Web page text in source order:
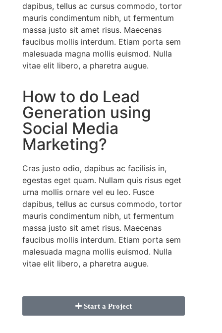
dapibus, tellus ac cursus commodo, tortor
mauris condimentum nibh, ut fermentum
massa justo sit amet risus. Maecenas
faucibus mollis interdum. Etiam porta sem
malesuada magna mollis euismod. Nulla
vitae elit libero, a pharetra augue.
How to do Lead
Generation using
Social Media
Marketing?
Cras justo odio, dapibus ac facilisis in,
egestas eget quam. Nullam quis risus eget
urna mollis ornare vel eu leo. Fusce
dapibus, tellus ac cursus commodo, tortor
mauris condimentum nibh, ut fermentum
massa justo sit amet risus. Maecenas
faucibus mollis interdum. Etiam porta sem
malesuada magna mollis euismod. Nulla
vitae elit libero, a pharetra augue.
Start a Project